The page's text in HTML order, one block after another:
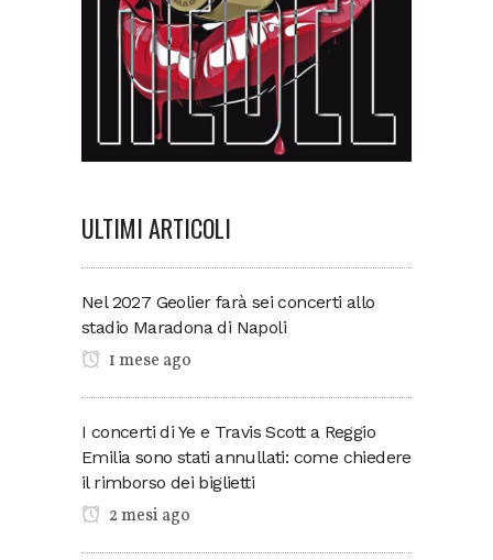
ULTIMI ARTICOLI
Nel 2027 Geolier farà sei concerti allo
stadio Maradona di Napoli
1 mese ago
I concerti di Ye e Travis Scott a Reggio
Emilia sono stati annullati: come chiedere
il rimborso dei biglietti
2 mesi ago